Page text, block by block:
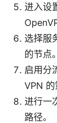
进入设
选择服
的节点。
启用分
VPN 的
进行一
路径。